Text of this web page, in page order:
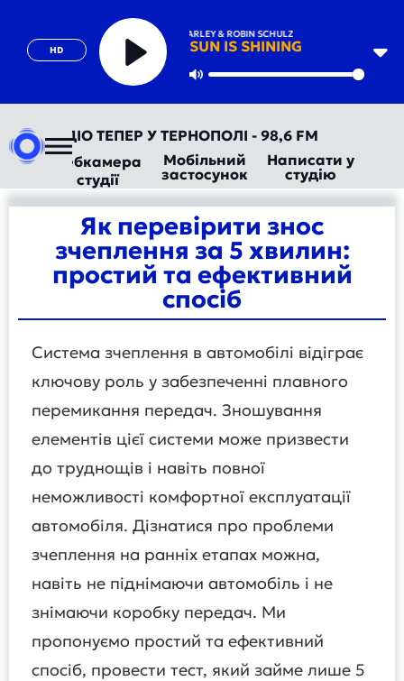
HD
BOB MARLEY & ROBIN SCHULZ
SUN IS SHINING
Play
ТЕПЕР У ТЕРНОПОЛІ - 98,6 FM
Вебкамера
студії
Мобільний
застосунок
Написати у
студію
Як перевірити знос
зчеплення за 5 хвилин:
простий та ефективний
спосіб
Система зчеплення в автомобілі відіграє
ключову роль у забезпеченні плавного
перемикання передач. Зношування
елементів цієї системи може призвести
до труднощів і навіть повної
неможливості комфортної експлуатації
автомобіля. Дізнатися про проблеми
зчеплення на ранніх етапах можна,
навіть не піднімаючи автомобіль і не
знімаючи коробку передач. Ми
пропонуємо простий та ефективний
спосіб, провести тест, який займе лише 5